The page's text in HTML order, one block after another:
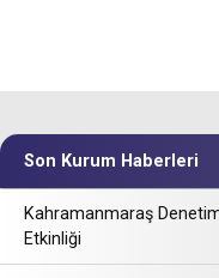
Son Kurum Haberleri
Kahramanmaraş
Etkinliği